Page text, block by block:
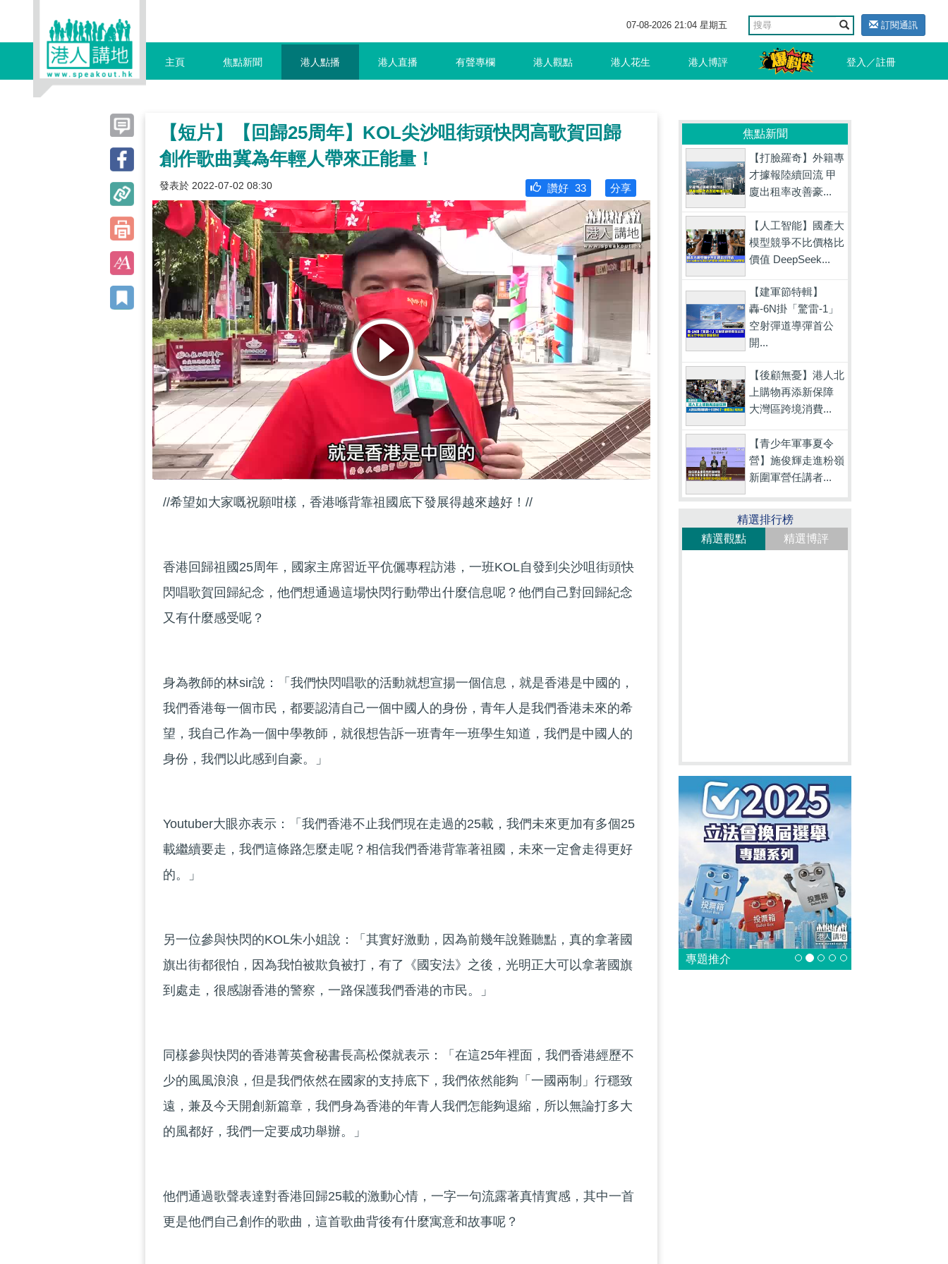
07-08-2026 21:04 星期五 訂閱通訊
主頁 焦點新聞 港人點播 港人直播 有聲專欄 港人觀點 港人花生 港人博評 登入／註冊
【短片】【回歸25周年】KOL尖沙咀街頭快閃高歌賀回歸
創作歌曲冀為年輕人帶來正能量！
發表於 2022-07-02 08:30 分享
讚好 33
//希望如大家嘅祝願咁樣，香港喺背靠祖國底下發展得越來越好！//
香港回歸祖國25周年，國家主席習近平伉儷專程訪港，一班KOL自發到尖沙咀街頭快
閃唱歌賀回歸紀念，他們想通過這場快閃行動帶出什麼信息呢？他們自己對回歸紀念
又有什麼感受呢？
身為教師的林sir說：「我們快閃唱歌的活動就想宣揚一個信息，就是香港是中國的，
我們香港每一個市民，都要認清自己一個中國人的身份，青年人是我們香港未來的希
望，我自己作為一個中學教師，就很想告訴一班青年一班學生知道，我們是中國人的
身份，我們以此感到自豪。」
Youtuber大眼亦表示：「我們香港不止我們現在走過的25載，我們未來更加有多個25
載繼續要走，我們這條路怎麼走呢？相信我們香港背靠著祖國，未來一定會走得更好
的。」
另一位參與快閃的KOL朱小姐說：「其實好激動，因為前幾年說難聽點，真的拿著國
旗出街都很怕，因為我怕被欺負被打，有了《國安法》之後，光明正大可以拿著國旗
到處走，很感謝香港的警察，一路保護我們香港的市民。」
同樣參與快閃的香港菁英會秘書長高松傑就表示：「在這25年裡面，我們香港經歷不
少的風風浪浪，但是我們依然在國家的支持底下，我們依然能夠「一國兩制」行穩致
遠，兼及今天開創新篇章，我們身為香港的年青人我們怎能夠退縮，所以無論打多大
的風都好，我們一定要成功舉辦。」
他們通過歌聲表達對香港回歸25載的激動心情，一字一句流露著真情實感，其中一首
更是他們自己創作的歌曲，這首歌曲背後有什麼寓意和故事呢？
焦點新聞
【打臉羅奇】外籍專
才據報陸續回流 甲
廈出租率改善豪...
【人工智能】國產大
模型競爭不比價格比
價值 DeepSeek...
【建軍節特輯】
轟-6N掛「驚雷-1」
空射彈道導彈首公
開...
【後顧無憂】港人北
上購物再添新保障
大灣區跨境消費...
【青少年軍事夏令
營】施俊輝走進粉嶺
新圍軍營任講者...
精選排行榜
精選觀點
精選博評
專題推介